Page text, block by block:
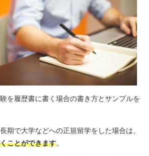
を履歴書に書く場合の書き方とサンプルを
期で大学などへの正規留学をした場合は、
ことができます。